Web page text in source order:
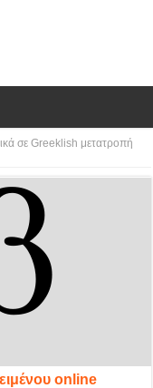
σε Greeklish μετατροπή
online